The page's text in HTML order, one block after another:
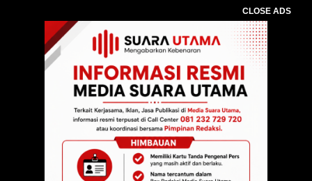
CLOSE ADS